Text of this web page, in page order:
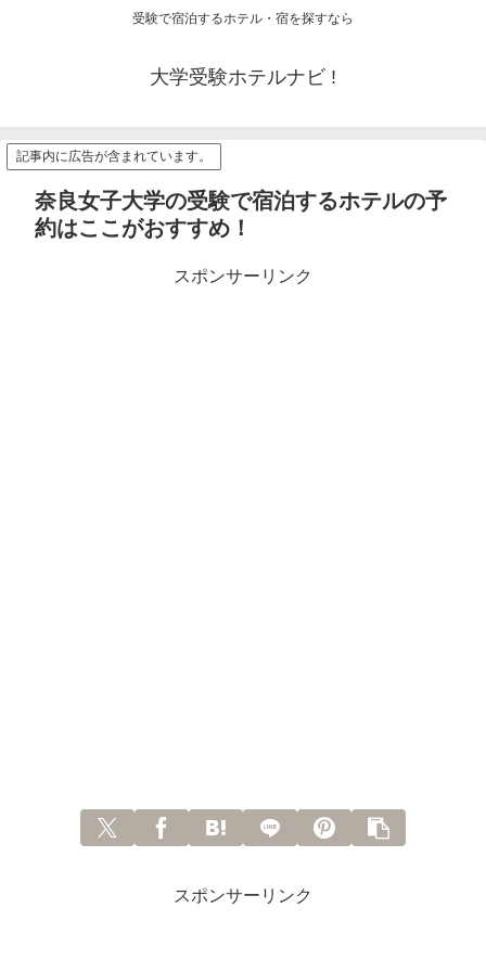
受験で宿泊するホテル・宿を探すなら
大学受験ホテルナビ !
記事内に広告が含まれています。
奈良女子大学の受験で宿泊するホテルの予
約はここがおすすめ！
スポンサーリンク
スポンサーリンク